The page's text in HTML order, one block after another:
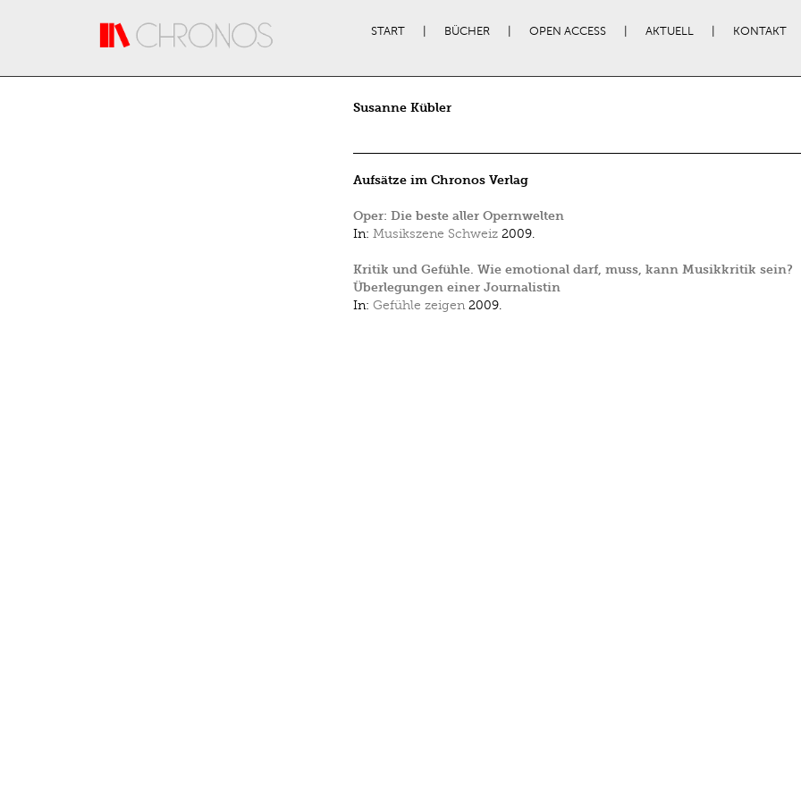
START BÜCHER OPEN ACCESS AKTUELL KONTAKT
Susanne Kübler
Aufsätze im Chronos Verlag
Oper: Die beste aller Opernwelten
In: Musikszene Schweiz 2009.
Kritik und Gefühle. Wie emotional darf, muss, kann Musikkritik sein?
Überlegungen einer Journalistin
In: Gefühle zeigen 2009.